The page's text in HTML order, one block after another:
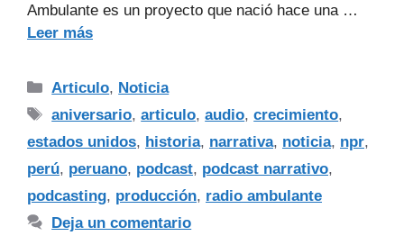
Ambulante es un proyecto que nació hace una …
Leer más
Articulo, Noticia
aniversario,articulo,audio,crecimiento,
estados unidos, historia, narrativa, noticia, npr,
perú, peruano, podcast, podcast narrativo,
podcasting, producción, radio ambulante
Deja un comentario